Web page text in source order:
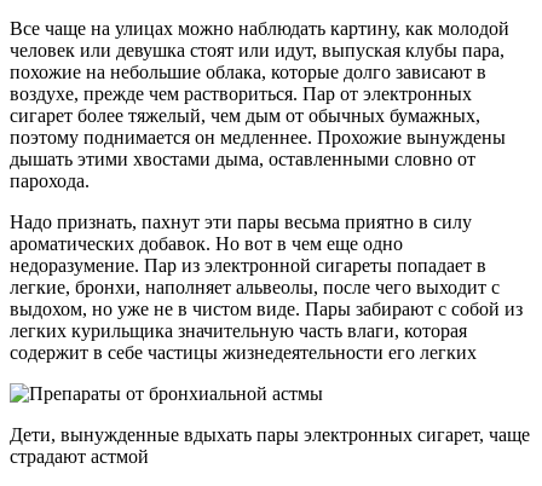
Все чаще на улицах можно наблюдать картину, как молодой
человек или девушка стоят или идут, выпуская клубы пара,
похожие на небольшие облака, которые долго зависают в
воздухе, прежде чем раствориться. Пар от электронных
сигарет более тяжелый, чем дым от обычных бумажных,
поэтому поднимается он медленнее. Прохожие вынуждены
дышать этими хвостами дыма, оставленными словно от
парохода.
Надо признать, пахнут эти пары весьма приятно в силу
ароматических добавок. Но вот в чем еще одно
недоразумение. Пар из электронной сигареты попадает в
легкие, бронхи, наполняет альвеолы, после чего выходит с
выдохом, но уже не в чистом виде. Пары забирают с собой из
легких курильщика значительную часть влаги, которая
содержит в себе частицы жизнедеятельности его легких
Дети, вынужденные вдыхать пары электронных сигарет, чаще
страдают астмой